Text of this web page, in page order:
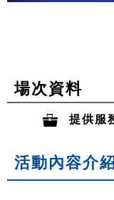
場次資料
提供服
活動內容介